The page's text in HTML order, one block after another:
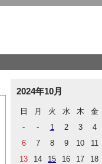
2024年10月
日 月 火 水 木 金
-
- 1 2 3 4
6
7 8 9 10 11
13
14 15 16 17 18